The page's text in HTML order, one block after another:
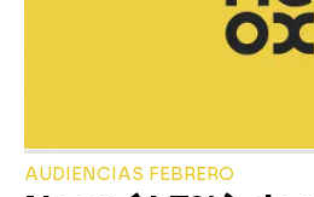
AUDIENCIAS FEBRERO